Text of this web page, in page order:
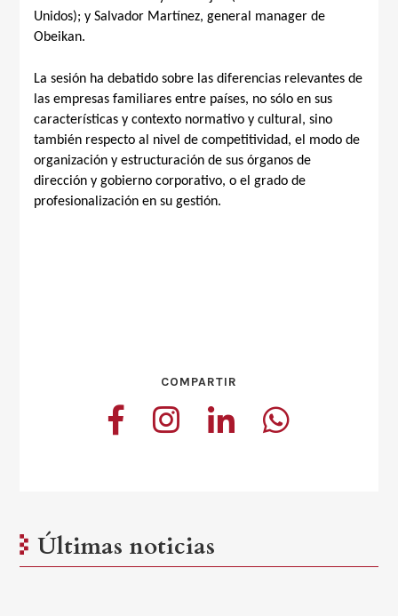
Unidos); y Salvador Martínez, general manager de
Obeikan.
La sesión ha debatido sobre las diferencias relevantes de
las empresas familiares entre países, no sólo en sus
características y contexto normativo y cultural, sino
también respecto al nivel de competitividad, el modo de
organización y estructuración de sus órganos de
dirección y gobierno corporativo, o el grado de
profesionalización en su gestión.
COMPARTIR
Últimas noticias